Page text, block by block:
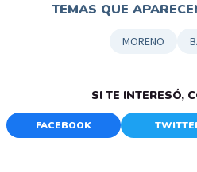
TEMAS QUE
MORENO
SI TE INTERESÓ,
FACEBOOK